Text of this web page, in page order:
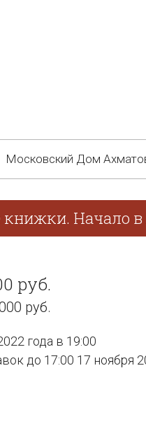
Московский Дом
Начало в
руб.
руб.
года в 19:00
до 17:00 17 ноября